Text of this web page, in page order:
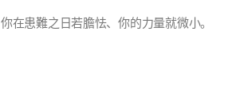
你在患難之日若膽怯、你的力量就微小。